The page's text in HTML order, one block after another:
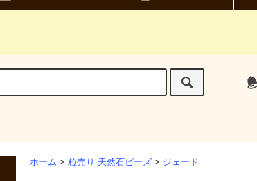
ホーム > 粒売り 天然石ビーズ > ジェード